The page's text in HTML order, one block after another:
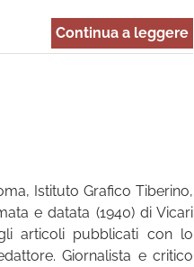
Continua a leggere
Istituto Grafico Tiberino,
e datata (1940) di Vicari
articoli pubblicati con lo
Giornalista e critico